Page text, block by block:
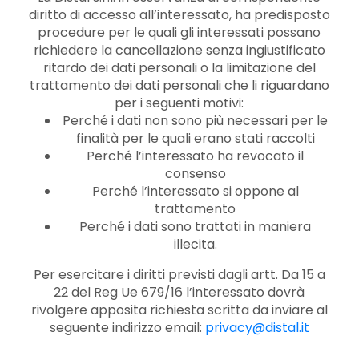
diritto di accesso all’interessato, ha predisposto
procedure per le quali gli interessati possano
richiedere la cancellazione senza ingiustificato
ritardo dei dati personali o la limitazione del
trattamento dei dati personali che li riguardano
per i seguenti motivi:
Perché i dati non sono più necessari per le
finalità per le quali erano stati raccolti
Perché l’interessato ha revocato il
consenso
Perché l’interessato si oppone al
trattamento
Perché i dati sono trattati in maniera
illecita.
Per esercitare i diritti previsti dagli artt. Da 15 a
22 del Reg Ue 679/16 l’interessato dovrà
rivolgere apposita richiesta scritta da inviare al
seguente indirizzo email: privacy@distal.it